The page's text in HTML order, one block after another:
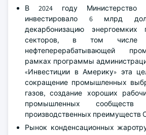
В 2024 году Министерство
инвестировало 6 млрд
декарбонизацию энергоемких
секторов, в том числе
нефтеперерабатывающей
рамках программы
«Инвестиции в Америку» эта
сокращение промышленных
газов, создание хороших
промышленных
производственных преимуществ
Рынок конденсационных